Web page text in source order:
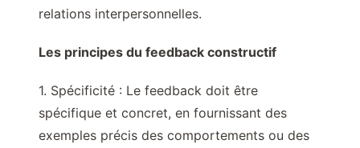
relations interpersonnelles.
Les principes du feedback constructif
1. Spécificité : Le feedback doit être
spécifique et concret, en fournissant des
exemples précis des comportements ou des